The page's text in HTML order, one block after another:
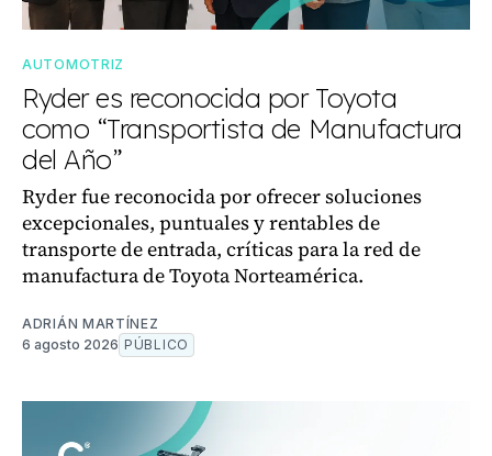
AUTOMOTRIZ
Ryder es reconocida por Toyota
como “Transportista de Manufactura
del Año”
Ryder fue reconocida por ofrecer soluciones
excepcionales, puntuales y rentables de
transporte de entrada, críticas para la red de
manufactura de Toyota Norteamérica.
ADRIÁN MARTÍNEZ
6 agosto 2026 PÚBLICO